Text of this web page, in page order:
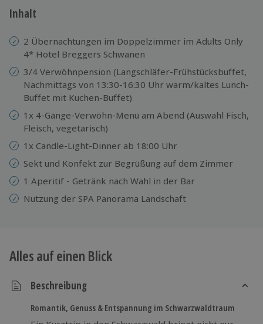
3 Jahre gültig & verlängerbar.
Inhalt
2 Übernachtungen im Doppelzimmer im Adults Only
4* Hotel Breggers Schwanen
3/4 Verwöhnpension (Langschläfer-Frühstücksbuffet,
Nachmittags von 13:30-16:30 Uhr warm/kaltes Lunch-
Buffet mit Kuchen-Buffet)
1x 4-Gänge-Verwöhn-Menü am Abend (Auswahl Fisch,
Fleisch, vegetarisch)
1x Candle-Light-Dinner ab 18:00 Uhr
Sekt und Konfekt zur Begrüßung auf dem Zimmer
1 Aperitif - Getränk nach Wahl in der Bar
Nutzung der SPA Panorama Landschaft
Alles auf einen Blick
Beschreibung
Romantik, Genuss & Entspannung im Schwarzwaldtraum